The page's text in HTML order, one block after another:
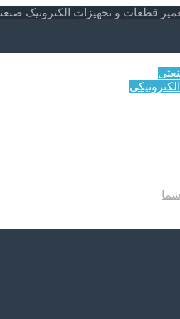
قطعات و تجهیزات الکترونیک